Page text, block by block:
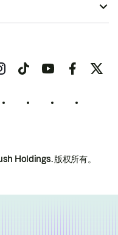
Holdings.版权所有。